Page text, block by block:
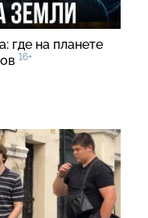
где на планете
16+